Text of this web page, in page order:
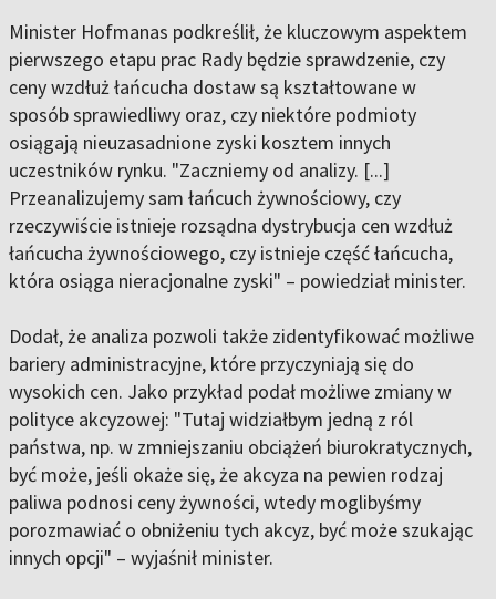
Minister Hofmanas podkreślił, że kluczowym aspektem
pierwszego etapu prac Rady będzie sprawdzenie, czy
ceny wzdłuż łańcucha dostaw są kształtowane w
sposób sprawiedliwy oraz, czy niektóre podmioty
osiągają nieuzasadnione zyski kosztem innych
uczestników rynku. "Zaczniemy od analizy. [...]
Przeanalizujemy sam łańcuch żywnościowy, czy
rzeczywiście istnieje rozsądna dystrybucja cen wzdłuż
łańcucha żywnościowego, czy istnieje część łańcucha,
która osiąga nieracjonalne zyski" – powiedział minister.
Dodał, że analiza pozwoli także zidentyfikować możliwe
bariery administracyjne, które przyczyniają się do
wysokich cen. Jako przykład podał możliwe zmiany w
polityce akcyzowej: "Tutaj widziałbym jedną z ról
państwa, np. w zmniejszaniu obciążeń biurokratycznych,
być może, jeśli okaże się, że akcyza na pewien rodzaj
paliwa podnosi ceny żywności, wtedy moglibyśmy
porozmawiać o obniżeniu tych akcyz, być może szukając
innych opcji" – wyjaśnił minister.